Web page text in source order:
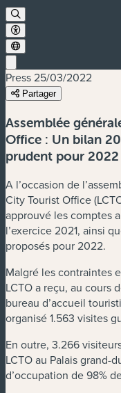
Press25/03/2022
Partager
Assemblée
Office : Un bilan
prudent pour 2022
A l’occasion de
City Tourist Office
approuvé les comptes
l’exercice 2021, ainsi
proposés pour 2022.
Malgré les contraintes
LCTO a reçu, au cours
bureau d’accueil
organisé 1.563 visites
En outre, 3.266
LCTO au Palais grand-
d’occupation de 98%